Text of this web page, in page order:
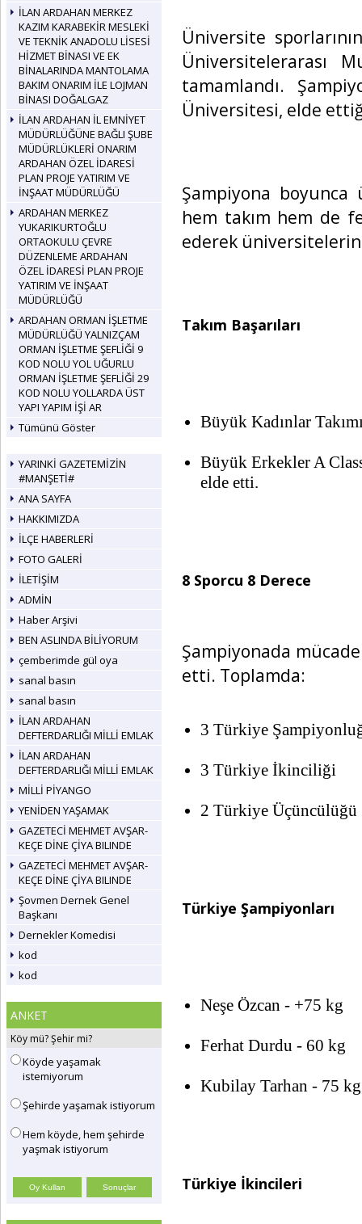
İLAN ARDAHAN MERKEZ
KAZIM KARABEKİR MESLEKİ
VE TEKNİK ANADOLU LİSESİ
HİZMET BİNASI VE EK
BİNALARINDA MANTOLAMA
BAKIM ONARIM İLE LOJMAN
BİNASI DOĞALGAZ
İLAN ARDAHAN İL EMNİYET
MÜDÜRLÜĞÜNE BAĞLI ŞUBE
MÜDÜRLÜKLERİ ONARIM
ARDAHAN ÖZEL İDARESİ
PLAN PROJE YATIRIM VE
İNŞAAT MÜDÜRLÜĞÜ
ARDAHAN MERKEZ
YUKARIKURTOĞLU
ORTAOKULU ÇEVRE
DÜZENLEME ARDAHAN
ÖZEL İDARESİ PLAN PROJE
YATIRIM VE İNŞAAT
MÜDÜRLÜĞÜ
ARDAHAN ORMAN İŞLETME
MÜDÜRLÜĞÜ YALNIZÇAM
ORMAN İŞLETME ŞEFLİĞİ 9
KOD NOLU YOL UĞURLU
ORMAN İŞLETME ŞEFLİĞİ 29
KOD NOLU YOLLARDA ÜST
YAPI YAPIM İŞİ AR
Tümünü Göster
YARINKİ GAZETEMİZİN
#MANŞETİ#
ANA SAYFA
HAKKIMIZDA
İLÇE HABERLERİ
FOTO GALERİ
İLETİŞİM
ADMİN
Haber Arşivi
BEN ASLINDA BİLİYORUM
çemberimde gül oya
sanal basın
sanal basın
İLAN ARDAHAN
DEFTERDARLIĞI MİLLİ EMLAK
İLAN ARDAHAN
DEFTERDARLIĞI MİLLİ EMLAK
MİLLİ PİYANGO
YENİDEN YAŞAMAK
GAZETECİ MEHMET AVŞAR-
KEÇE DİNE ÇİYA BILINDE
GAZETECİ MEHMET AVŞAR-
KEÇE DİNE ÇİYA BILINDE
Şovmen Dernek Genel
Başkanı
Dernekler Komedisi
kod
kod
ANKET
Köy mü? Şehir mi?
Köyde yaşamak
istemiyorum
Şehirde yaşamak istiyorum
Hem köyde, hem şehirde
yaşmak istiyorum
Üniversite
Üniversitelerarası
tamamlandı.
Üniversitesi, elde
Şampiyona
hem takım hem de
ederek
Takım Başarıları
Büyük Kadınlar
Büyük Erkekler A
elde etti.
8 Sporcu 8 Derece
Şampiyonada
etti. Toplamda:
3 Türkiye
3 Türkiye İkinciliği
2 Türkiye Üçüncülüğü
Türkiye Şampiyonları
Neşe Özcan - +75 kg
Ferhat Durdu - 60 kg
Kubilay Tarhan - 75 kg
Türkiye İkincileri